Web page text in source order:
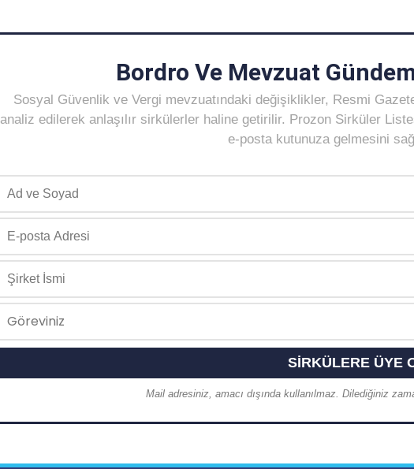
Bordro Ve Mevzuat
Sosyal Güvenlik ve Vergi mevzuatındaki değişiklikler, Resmi
analiz edilerek anlaşılır sirkülerler haline getirilir. Prozon Sirküler
e-posta kutunuza gelmesini
Mail adresiniz, amacı dışında kullanılmaz. Dilediğiniz